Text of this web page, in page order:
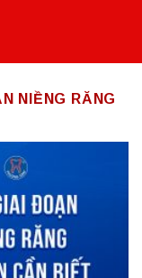
NIỀNG RĂNG